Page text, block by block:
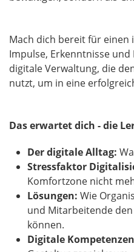
Mach dich bereit für
Impulse, Erkenntnisse
digitale Verwaltung, die
nutzt, um in eine
Das erwartet dich - die
Der digitale Alltag:
Stressfaktor
Komfortzone nicht
Lösungen: Wie
und Mitarbeitende
können.
Digitale